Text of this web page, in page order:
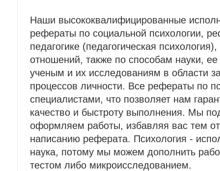
Наши высококвалифицированные
рефераты по социальной психологии,
педагогике (педагогическая
отношений, также по способам науки,
ученым и их исследованиям в области
процессов личности. Все рефераты по
специалистами, что позволяет нам
качество и быстроту выполнения. Мы
оформляем работы, избавляя вас тем от
написанию реферата. Психология -
наука, потому мы можем дополнить
тестом либо микроисследованием.